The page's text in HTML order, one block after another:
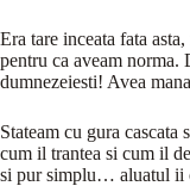
Era tare inceata fata
pentru ca aveam norma.
dumnezeiesti! Avea
Stateam cu gura cascata
cum il trantea si cum il
si pur simplu… aluatul ii